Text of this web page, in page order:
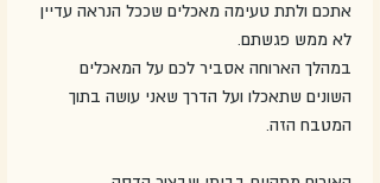
אתכם ולתת טעימה מאכלים שככל הנראה עדיין
לא ממש פגשתם.
במהלך הארוחה אסביר לכם על המאכלים
השונים שתאכלו ועל הדרך שאני עושה בתוך
המטבח הזה.